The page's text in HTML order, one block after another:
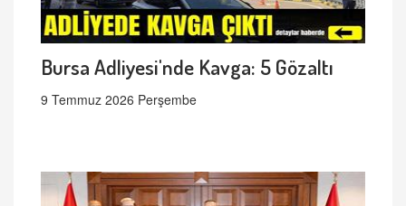
Bursa Adliyesi'nde Kavga: 5 Gözaltı
9 Temmuz 2026 Perşembe